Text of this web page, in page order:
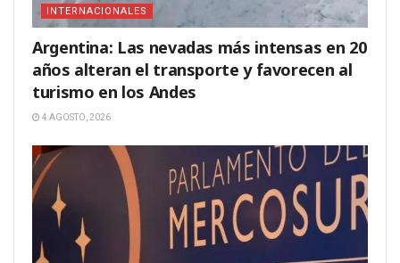
INTERNACIONALES
Argentina: Las nevadas más intensas en 20
años alteran el transporte y favorecen al
turismo en los Andes
4 AGOSTO, 2026